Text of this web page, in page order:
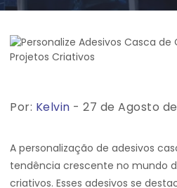
Por: Kelvin - 27 de Agosto
A personalização de adesivos
tendência crescente no mundo
criativos. Esses adesivos se